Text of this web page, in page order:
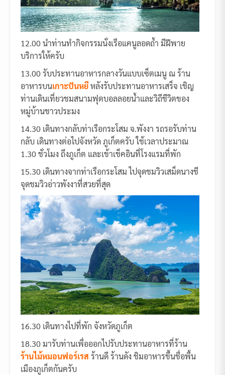
12.00 นำท่านทำกิจกรรมนั่งเรือแคนูลอดถ้ำ มีฝีพาย
บริการให้ครับ
13.00 รับประทานอาหารกลางวันแบบเซ็ตเมนู ณ ร้าน
อาหารบนเกาะปันหยีหลังรับประทานอาหารเสร็จ เชิญ
ท่านเดินเที่ยวชมสนามฟุตบอลลอยน้ำและวิถีชีวิตของ
หมู่บ้านชาวประมง
14.30 เดินทางกลับท่าเรือกระโสม จ.พังงา รถรอรับท่าน
กลับ เดินทางต่อไปจังหวัด ภูเก็ตครับ ใช้เวลาประมาณ
1.30 ชั่วโมง ถึงภูเก็ต และเข้าเช็คอินที่โรงแรมที่พัก
15.30 เดินทางจากท่าเรือกระโสม ไปจุดชมวิวเสม็ดนางชี
จุดชมวิวอ่าวพังงาที่สวยที่สุด
16.30 เดินทางไปที่พัก จังหวัดภูเก็ต
18.30 มารับท่านเพื่อออกไปรับประทานอาหารที่ร้าน
ร้านไม้หมอนฟอร์เรส ร้านดี ร้านดัง ชิมอาหารขึ้นชื่อพื้น
เมืองภูเก็ตกันครับ